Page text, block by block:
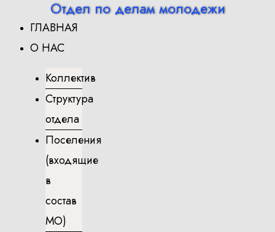
содержимому
Отдел по делам молодежи
ГЛАВНАЯ
О НАС
Коллектив
Структура
отдела
Поселения
(входящие
в
состав
МО)